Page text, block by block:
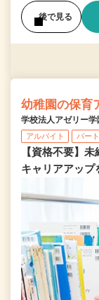
後で見る
幼稚園の保育
学校法人アゼリー
アルバイト パート
【資格不要】
キャリアアップ